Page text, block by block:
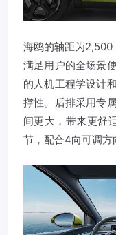
海鸥的轴距为2,500
满足用户的全场景
的人机工程学设计
撑性。后排采用专
间更大，带来更舒
节，配合4向可调方